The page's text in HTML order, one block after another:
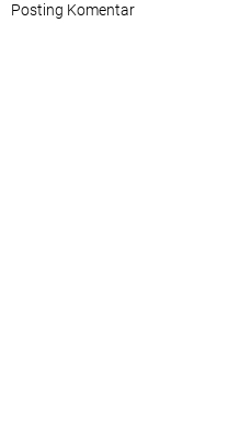
Posting Komentar